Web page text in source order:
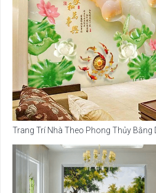
Trang Trí Nhà Theo Phong Thủy Bằng